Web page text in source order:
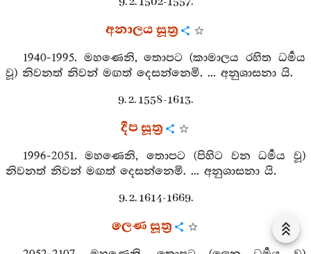
අනාලය සූත්‍ර
1940-1995. මහණෙනි, තොපට (කාමාලය රහිත ධර්‍මය
වූ) නිවනත් නිවන් මඟත් දෙසන්නෙමි. ... අනුශාසනා යි.
9. 2. 1558-1613.
දීප සූත්‍ර
1996-2051. මහණෙනි, තොපට (පිහිට වන ධර්‍මය වූ)
නිවනත් නිවන් මඟත් දෙසන්නෙමි. ... අනුශාසනා යි.
9. 2. 1614-1669.
ලෙණ සූත්‍ර